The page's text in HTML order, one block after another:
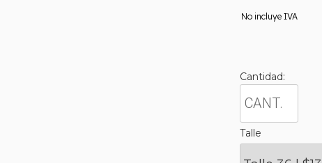
No incluye IVA
Cantidad:
Talle